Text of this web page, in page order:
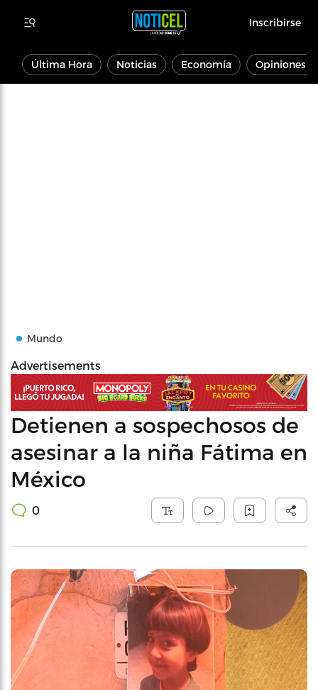
Inscribirse
Última Hora Noticias Economía Opiniones
Mundo
Advertisements
Detienen a sospechosos de
asesinar a la niña Fátima en
México
0